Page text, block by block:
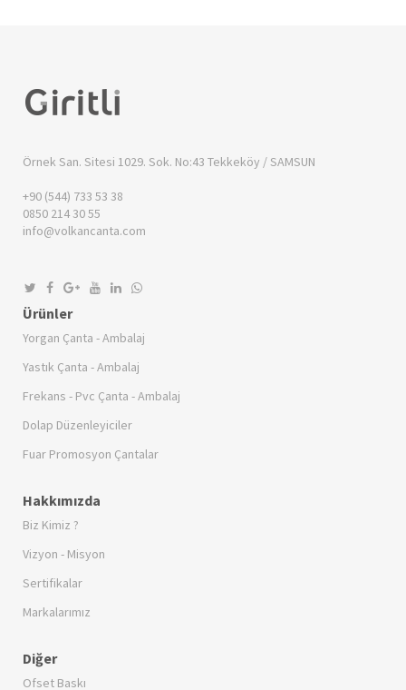
Örnek San. Sitesi 1029. Sok. No:43 Tekkeköy / SAMSUN
+90 (544) 733 53 38
0850 214 30 55
info@volkancanta.com
Ürünler
Yorgan Çanta - Ambalaj
Yastık Çanta - Ambalaj
Frekans - Pvc Çanta - Ambalaj
Dolap Düzenleyiciler
Fuar Promosyon Çantalar
Hakkımızda
Biz Kimiz ?
Vizyon - Misyon
Sertifikalar
Markalarımız
Diğer
Ofset Baskı